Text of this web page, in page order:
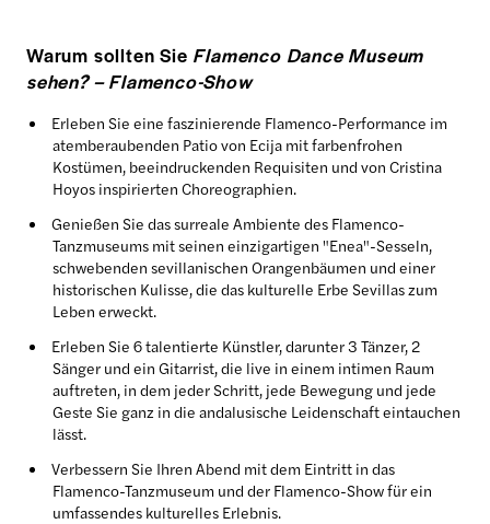
Warum sollten Sie Flamenco Dance Museum
sehen? – Flamenco-Show
Erleben Sie eine faszinierende Flamenco-Performance im
atemberaubenden Patio von Ecija mit farbenfrohen
Kostümen, beeindruckenden Requisiten und von Cristina
Hoyos inspirierten Choreographien.
Genießen Sie das surreale Ambiente des Flamenco-
Tanzmuseums mit seinen einzigartigen "Enea"-Sesseln,
schwebenden sevillanischen Orangenbäumen und einer
historischen Kulisse, die das kulturelle Erbe Sevillas zum
Leben erweckt.
Erleben Sie 6 talentierte Künstler, darunter 3 Tänzer, 2
Sänger und ein Gitarrist, die live in einem intimen Raum
auftreten, in dem jeder Schritt, jede Bewegung und jede
Geste Sie ganz in die andalusische Leidenschaft eintauchen
lässt.
Verbessern Sie Ihren Abend mit dem Eintritt in das
Flamenco-Tanzmuseum und der Flamenco-Show für ein
umfassendes kulturelles Erlebnis.